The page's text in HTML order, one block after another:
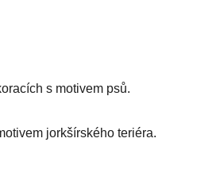
s motivem psů.
jorkšírského teriéra.